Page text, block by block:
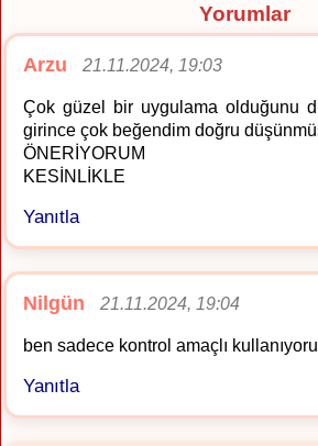
Yorumlar
Arzu 21.11.2024, 19:03
Çok güzel bir uygulama olduğunu
girince çok beğendim doğru
ÖNERİYORUM
KESİNLİKLE
Yanıtla
Nilgün 21.11.2024, 19:04
ben sadece kontrol amaçlı
Yanıtla